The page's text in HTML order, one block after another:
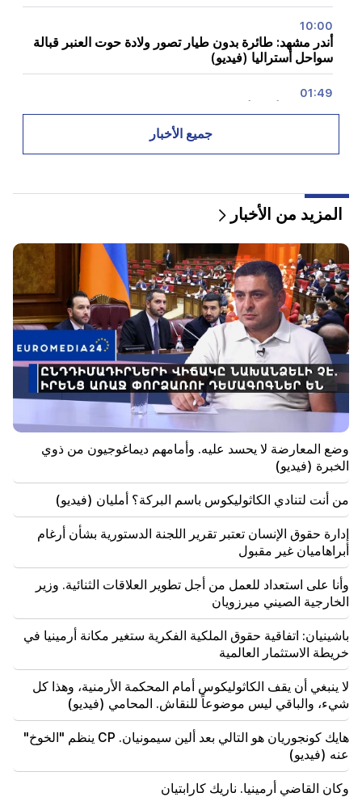
10:00
أندر مشهد: طائرة بدون طيار تصور ولادة حوت العنبر قبالة
سواحل أستراليا (فيديو)
01:49
23:50
كيف سيكون الطقس في الأيام القادمة؟
23:01
حادث مأساوي في يريفان
22:50
وضع المعارضة لا يحسد عليه. وأمامهم ديماغوجيون من ذوي
الخبرة (فيديو)
21:56
"أراد المجرم قطعة دونات من المستشفى." جور هاكوبيان
يصنع الكعك لابنه بيديه (فيديو)
21:19
تاس: قد يزور المبعوثون الأمريكيون الخاصون كييف
وموسكو خلال الأيام العشرة المقبلة
20:57
سيتم تغريم المؤثرين بمبلغ 5000 دولار بسبب الإعلانات
السياسية
20:38
من أنت لتنادي الكاثوليكوس باسم البركة؟ أمليان (فيديو)
20:20
سوف يتدفق المال مثل النهر. ستصبح علامات الأبراج الثلاثة
هذه غنية في أواخر أغسطس
19:36
حريق كبير في أحد المباني الشاهقة في سايات نوفا. وتم
إجلاء السكان
19:34 مهم
إدارة حقوق الإنسان تعتبر تقرير اللجنة الدستورية بشأن
أرغام أبراهاميان غير مقبول
جميع الأخبار
المزيد من الأخبار
وضع المعارضة لا يحسد عليه. وأمامهم ديماغوجيون من ذوي
الخبرة (فيديو)
من أنت لتنادي الكاثوليكوس باسم البركة؟ أمليان (فيديو)
إدارة حقوق الإنسان تعتبر تقرير اللجنة الدستورية بشأن أرغام
أبراهاميان غير مقبول
وأنا على استعداد للعمل من أجل تطوير العلاقات الثنائية. وزير
الخارجية الصيني ميرزويان
باشينيان: اتفاقية حقوق الملكية الفكرية ستغير مكانة أرمينيا في
خريطة الاستثمار العالمية
لا ينبغي أن يقف الكاثوليكوس أمام المحكمة الأرمنية، وهذا كل
شيء، والباقي ليس موضوعاً للنقاش. المحامي (فيديو)
هايك كونجوريان هو التالي بعد ألين سيمونيان. CP ينظم "الخوخ"
عنه (فيديو)
وكان القاضي أرمينيا. ناريك كارابتيان